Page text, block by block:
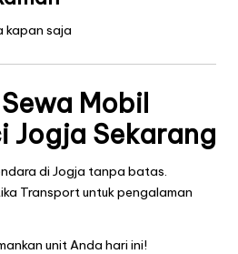
kapan saja
Mobil
Jogja Sekarang
di Jogja tanpa batas.
Transport untuk pengalaman
unit Anda hari ini!